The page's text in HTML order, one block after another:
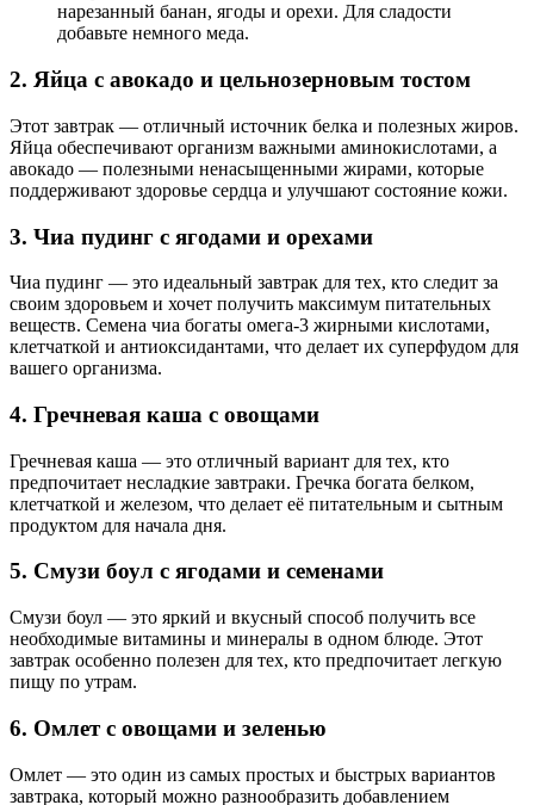
нарезанный банан, ягоды и орехи. Для сладости
добавьте немного меда.
2. Яйца с авокадо и цельнозерновым тостом
Этот завтрак — отличный источник белка и полезных жиров.
Яйца обеспечивают организм важными аминокислотами, а
авокадо — полезными ненасыщенными жирами, которые
поддерживают здоровье сердца и улучшают состояние кожи.
3. Чиа пудинг с ягодами и орехами
Чиа пудинг — это идеальный завтрак для тех, кто следит за
своим здоровьем и хочет получить максимум питательных
веществ. Семена чиа богаты омега-3 жирными кислотами,
клетчаткой и антиоксидантами, что делает их суперфудом для
вашего организма.
4. Гречневая каша с овощами
Гречневая каша — это отличный вариант для тех, кто
предпочитает несладкие завтраки. Гречка богата белком,
клетчаткой и железом, что делает её питательным и сытным
продуктом для начала дня.
5. Смузи боул с ягодами и семенами
Смузи боул — это яркий и вкусный способ получить все
необходимые витамины и минералы в одном блюде. Этот
завтрак особенно полезен для тех, кто предпочитает легкую
пищу по утрам.
6. Омлет с овощами и зеленью
Омлет — это один из самых простых и быстрых вариантов
завтрака, который можно разнообразить добавлением